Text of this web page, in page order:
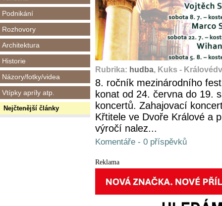
Podnikání
Rozhovory
Architektura
Historie
Názory/fotky/videa
Vtípky apríly atp.
Nejčtenější články
Rubrika: hudba, Kuks -
8. ročník mezinárodního
konat od 24. června do 19.
koncertů. Zahajovací
Křtitele ve Dvoře Králové a
výročí nalez...
Komentáře - 0 příspěvků
Reklama